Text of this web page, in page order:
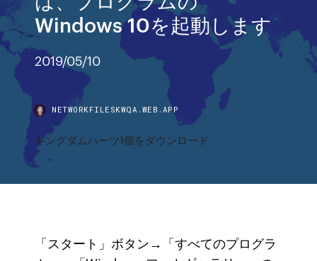
Windows 10を起動します
2019/05/10
NETWORKFILESKWQA.WEB.APP
キングダムハーツ1個をダウンロード
「スタート」ボタン→「すべてのプログラ